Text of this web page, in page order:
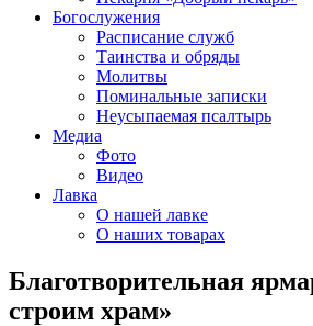
Богослужения
Расписание служб
Таинства и обряды
Молитвы
Поминальные записки
Неусыпаемая псалтырь
Медиа
Фото
Видео
Лавка
О нашей лавке
О наших товарах
Благотворительная
строим храм»